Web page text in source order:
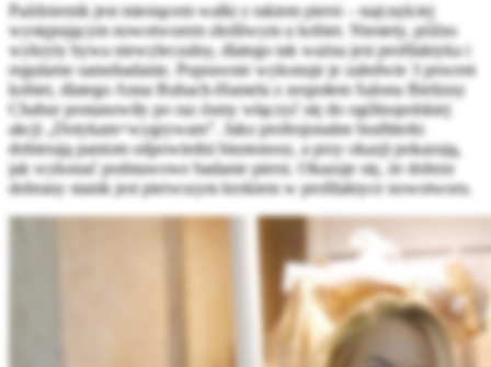
Październik jest miesiącem walki z rakiem piersi – najczęściej
występującym nowotworem złośliwym u kobiet. Niestety, późno
wykryty bywa niewyleczalny, dlatego tak ważna jest profilaktyka i
regularne samobadanie. Poprawnie wykonuje je zaledwie 3 procent
kobiet, dlatego Anna Rubach-Hamela z zespołem Salonu Bielizny
Chabur postanowiły po raz ósmy włączyć się do ogólnopolskiej
akcji „Dotykam=wygrywam”. Jako profesjonalne brafitterki
dobierają paniom odpowiedni biustonosz, a przy okazji pokazują,
jak wykonać podstawowe badanie piersi. Okazuje się, że dobrze
dobrany stanik jest pierwszym krokiem w profilaktyce nowotworu.